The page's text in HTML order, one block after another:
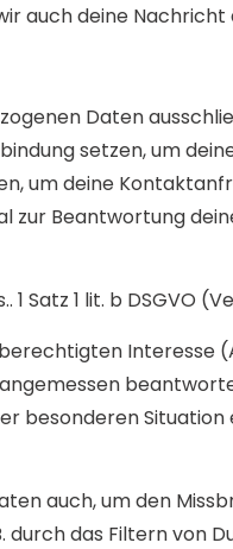
auch deine Nachricht
Daten
setzen, um
um deine
zur Beantwortung
Satz 1 lit. b DSGVO
Interesse
besonderen Situation
auch, um den
das Filtern von